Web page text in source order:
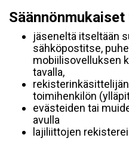
jäseneltä itseltään
sähköpostitse,
mobiilisovelluksen
tavalla,
toimihenkilön
evästeiden tai
avulla
lajiliittojen